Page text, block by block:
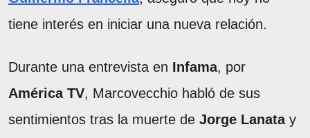
tiene interés en iniciar una nueva relación.
Durante una entrevista en Infama, por
América TV, Marcovecchio habló de sus
sentimientos tras la muerte de Jorge Lanatay